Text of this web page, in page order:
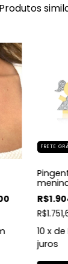
Produtos
FRETE
10 x de
juros